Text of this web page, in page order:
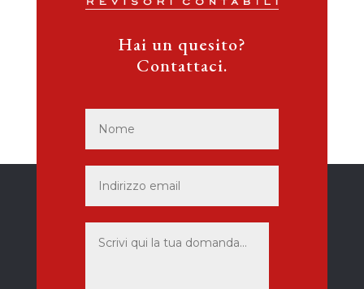
Hai un quesito?
Contattaci.